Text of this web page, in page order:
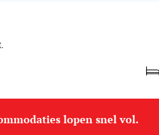
lopen snel vol.